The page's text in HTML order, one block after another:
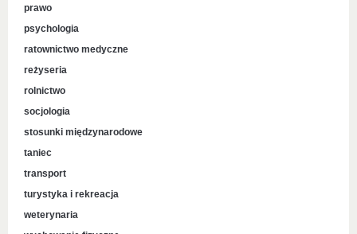
prawo
psychologia
ratownictwo medyczne
reżyseria
rolnictwo
socjologia
stosunki międzynarodowe
taniec
transport
turystyka i rekreacja
weterynaria